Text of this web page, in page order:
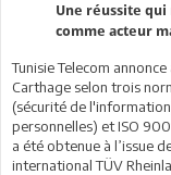
Une réussite
comme acteur
Tunisie Telecom
Carthage selon trois
(sécurité de
personnelles) et ISO
a été obtenue à l’issue
international TÜV